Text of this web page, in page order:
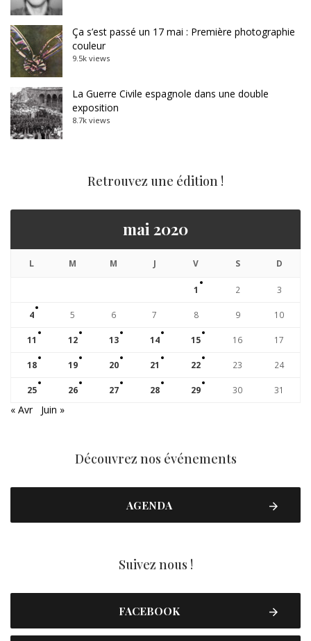
Ça s’est passé un 17 mai : Première photographie
couleur
9.5k views
La Guerre Civile espagnole dans une double
exposition
8.7k views
Retrouvez une édition !
mai 2020
L M M J V S D
1 2 3
4 5 6 7 8 9 10
11 12 13 14 15 16 17
18 19 20 21 22 23 24
25 26 27 28 29 30 31
« Avr Juin »
Découvrez nos événements
AGENDA
Suivez nous !
FACEBOOK